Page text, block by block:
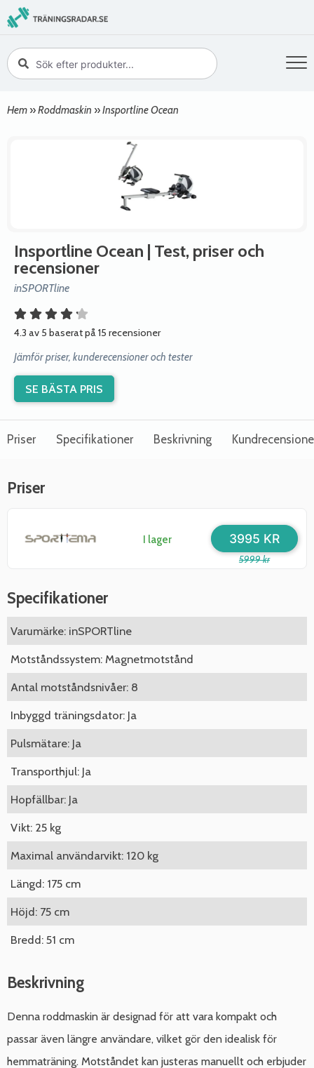
Hem »Roddmaskin »Insportline Ocean
Insportline Ocean | Test, priser och
recensioner
inSPORTline
4.3 av 5 baserat på 15 recensioner
Jämför priser, kunderecensioner och tester
SE BÄSTA PRIS
Priser Specifikationer Beskrivning
Priser
I lager
5999 kr
3995 KR
Specifikationer
Varumärke: inSPORTline
Motståndssystem: Magnetmotstånd
Antal motståndsnivåer: 8
Inbyggd träningsdator: Ja
Pulsmätare: Ja
Transporthjul: Ja
Hopfällbar: Ja
Vikt: 25 kg
Maximal användarvikt: 120 kg
Längd: 175 cm
Höjd: 75 cm
Bredd: 51 cm
Beskrivning
Denna roddmaskin är designad för att vara kompakt och
passar även längre användare, vilket gör den idealisk för
hemmaträning. Motståndet kan justeras manuellt och erbjuder